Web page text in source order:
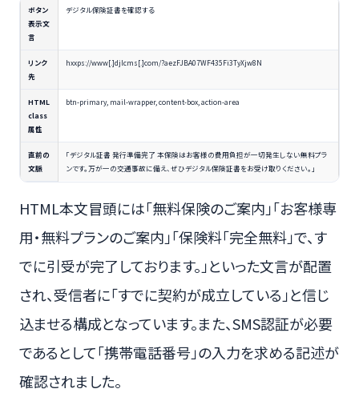
ボタン
表示文
言
デジタル保険証書を確認する
リンク
先
hxxps://www[.]djlcms[.]com/?aezFJBA07WF435Fi3TyXjw8N
HTML
class
属性
btn-primary, mail-wrapper, content-box, action-area
直前の
文脈
「デジタル証書 発行準備完了 本保険はお客様の費用負担が一切発生しない無料プラ
ンです。万が一の交通事故に備え、ぜひデジタル保険証書をお受け取りください。」
HTML本文冒頭には「無料保険のご案内」「お客様専
用・無料プランのご案内」「保険料「完全無料」で、す
でに引受が完了しております。」といった文言が配置
され、受信者に「すでに契約が成立している」と信じ
込ませる構成となっています。また、SMS認証が必要
であるとして「携帯電話番号」の入力を求める記述が
確認されました。